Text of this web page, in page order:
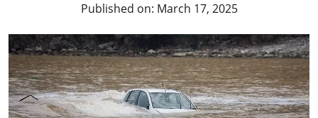
Published on: March 17, 2025